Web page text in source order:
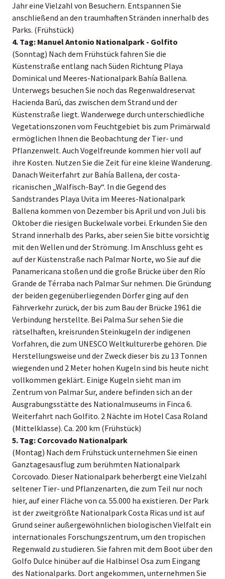
Jahr eine Vielzahl von Besuchern. Entspannen Sie
anschließend an den traumhaften Stränden innerhalb des
Parks. (Frühstück)
4. Tag: Manuel Antonio Nationalpark - Golfito
(Sonntag) Nach dem Frühstück fahren Sie die
Küstenstraße entlang nach Süden Richtung Playa
Dominical und Meeres-Nationalpark Bahía Ballena.
Unterwegs besuchen Sie noch das Regenwaldreservat
Hacienda Barú, das zwischen dem Strand und der
Küstenstraße liegt. Wanderwege durch unterschiedliche
Vegetationszonen vom Feuchtgebiet bis zum Primärwald
ermöglichen Ihnen die Beobachtung der Tier- und
Pflanzenwelt. Auch Vogelfreunde kommen hier voll auf
ihre Kosten. Nutzen Sie die Zeit für eine kleine Wanderung.
Danach Weiterfahrt zur Bahía Ballena, der costa-
ricanischen „Walfisch-Bay“. In die Gegend des
Sandstrandes Playa Uvita im Meeres-Nationalpark
Ballena kommen von Dezember bis April und von Juli bis
Oktober die riesigen Buckelwale vorbei. Erkunden Sie den
Strand innerhalb des Parks, aber seien Sie bitte vorsichtig
mit den Wellen und der Strömung. Im Anschluss geht es
auf der Küstenstraße nach Palmar Norte, wo Sie auf die
Panamericana stoßen und die große Brücke über den Río
Grande de Térraba nach Palmar Sur nehmen. Die Gründung
der beiden gegenüberliegenden Dörfer ging auf den
Fährverkehr zurück, der bis zum Bau der Brücke 1961 die
Verbindung herstellte. Bei Palma Sur sehen Sie die
rätselhaften, kreisrunden Steinkugeln der indigenen
Vorfahren, die zum UNESCO Weltkulturerbe gehören. Die
Herstellungsweise und der Zweck dieser bis zu 13 Tonnen
wiegenden und 2 Meter hohen Kugeln sind bis heute nicht
vollkommen geklärt. Einige Kugeln sieht man im
Zentrum von Palmar Sur, andere befinden sich an der
Ausgrabungsstätte des Nationalmuseums in Finca 6.
Weiterfahrt nach Golfito. 2 Nächte im Hotel Casa Roland
(Mittelklasse). Ca. 200 km (Frühstück)
5. Tag: Corcovado Nationalpark
(Montag) Nach dem Frühstück unternehmen Sie einen
Ganztagesausflug zum berühmten Nationalpark
Corcovado. Dieser Nationalpark beherbergt eine Vielzahl
seltener Tier- und Pflanzenarten, die zum Teil nur noch
hier, auf einer Fläche von ca. 55.000 ha existieren. Der Park
ist der zweitgrößte Nationalpark Costa Ricas und ist auf
Grund seiner außergewöhnlichen biologischen Vielfalt ein
internationales Forschungszentrum, um den tropischen
Regenwald zu studieren. Sie fahren mit dem Boot über den
Golfo Dulce hinüber auf die Halbinsel Osa zum Eingang
des Nationalparks. Dort angekommen, unternehmen Sie